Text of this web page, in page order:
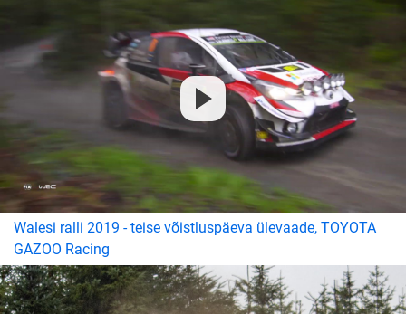
Walesi ralli 2019 - teise võistluspäeva ülevaade, TOYOTA
GAZOO Racing